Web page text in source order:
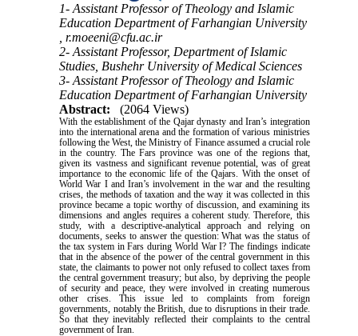
1- Assistant Professor of Theology and Islamic
Education Department of Farhangian University
,r.moeeni@cfu.ac.ir
2- Assistant Professor, Department of Islamic
Studies, Bushehr University of Medical Sciences
3- Assistant Professor of Theology and Islamic
Education Department of Farhangian University
Abstract:
(2064 Views)
With the establishment of the Qajar dynasty and Iran’s integration
into the international arena and the formation of various ministries
following the West, the Ministry of Finance assumed a crucial role
in the country. The Fars province was one of the regions that,
given its vastness and significant revenue potential, was of great
importance to the economic life of the Qajars. With the onset of
World War I and Iran’s involvement in the war and the resulting
crises, the methods of taxation and the way it was collected in this
province became a topic worthy of discussion, and examining its
dimensions and angles requires a coherent study. Therefore, this
study, with a descriptive-analytical approach and relying on
documents, seeks to answer the question: What was the status of
the tax system in Fars during World War I? The findings indicate
that in the absence of the power of the central government in this
state, the claimants to power not only refused to collect taxes from
the central government treasury; but also, by depriving the people
of security and peace, they were involved in creating numerous
other crises. This issue led to complaints from foreign
governments, notably the British, due to disruptions in their trade.
So that they inevitably reflected their complaints to the central
government of Iran.